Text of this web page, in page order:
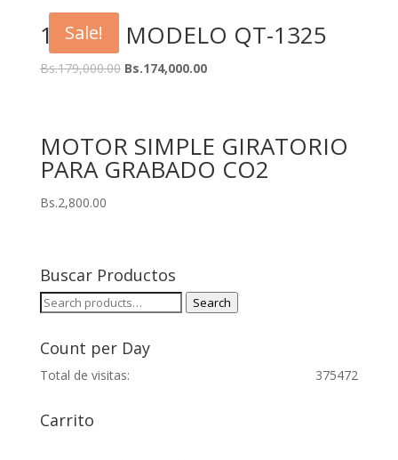
Sale!
150W – MODELO QT-1325
Bs.179,000.00 Bs.174,000.00
MOTOR SIMPLE GIRATORIO
PARA GRABADO CO2
Bs.2,800.00
Buscar Productos
Search
Search
Count per Day
375472
Total de visitas:
Carrito